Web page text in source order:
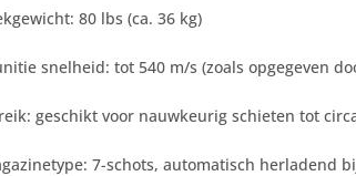
80 lbs (ca. 36 kg)
snelheid: tot 540 m/s (zoals opgegeven
geschikt voor nauwkeurig schieten tot
7-schots, automatisch herladend